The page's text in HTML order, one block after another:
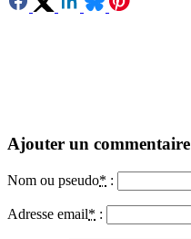
Ajouter un commentaire
Nom ou pseudo* :
Adresse email* :